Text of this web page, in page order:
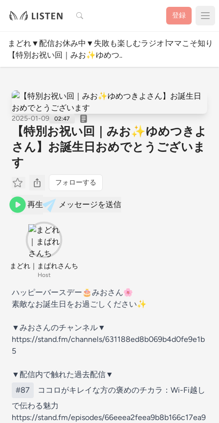
検索 登録
まどれ▼配信お休み中▼失敗も楽しむラジオ∣ママこそ知り
【特別お祝い回｜みお✨ゆめつ..
2025-01-09 02:47
【特別お祝い回｜みお✨ゆめつきよ
さん】お誕生日おめでとうございま
す
フォローする
再生 メッセージを送信
まどれ｜まぱれさんち
Host
ハッピーバースデー🎂みおさん🌸
素敵なお誕生日をお過ごしください✨
▼みおさんのチャンネル▼
https://stand.fm/channels/631188ed8b069b4d0fe9e1b
5
▼配信内で触れた過去配信▼
#87
ココロがキレイな方の褒めのチカラ：Wi-Fi越し
で伝わる魅力
https://stand.fm/episodes/66eeea2feea9b8b166c17ea9